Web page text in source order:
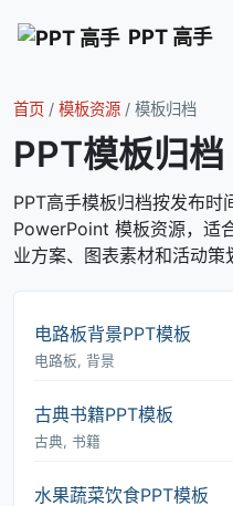
PPT 高手
首页 / 模板资源 / 模板归档
PPT模板归档
PPT高手模板归档按发布时
PowerPoint 模板资源，适
业方案、图表素材和活动策
电路板背景PPT模板
电路板, 背景
古典书籍PPT模板
古典, 书籍
水果蔬菜饮食PPT模板